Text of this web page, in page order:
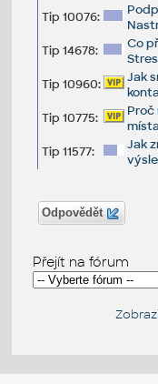
Tip 10076:
Tip 14678:
Co
Tip 10960:
Jak
Tip 10775:
Proč
Tip 11577:
Jak
Odpovědět
Přejít na fórum